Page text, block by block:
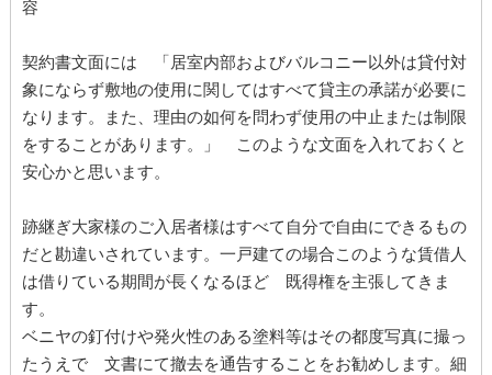
容
契約書文面には 「居室内部およびバルコニー以外は貸付対
象にならず敷地の使用に関してはすべて貸主の承諾が必要に
なります。また、理由の如何を問わず使用の中止または制限
をすることがあります。」 このような文面を入れておくと
安心かと思います。
跡継ぎ大家様のご入居者様はすべて自分で自由にできるもの
だと勘違いされています。一戸建ての場合このような賃借人
は借りている期間が長くなるほど 既得権を主張してきま
す。
ベニヤの釘付けや発火性のある塗料等はその都度写真に撮っ
たうえで 文書にて撤去を通告することをお勧めします。細